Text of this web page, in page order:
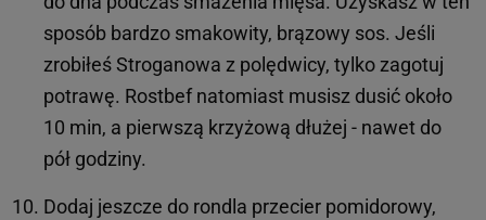
sposób bardzo smakowity, brązowy sos. Jeśli
zrobiłeś Stroganowa z polędwicy, tylko zagotuj
potrawę. Rostbef natomiast musisz dusić około
10 min, a pierwszą krzyżową dłużej - nawet do
pół godziny.
Dodaj jeszcze do rondla przecier pomidorowy,